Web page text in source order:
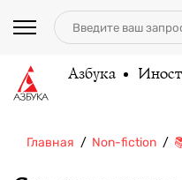
Азбука
Главная Non-fiction